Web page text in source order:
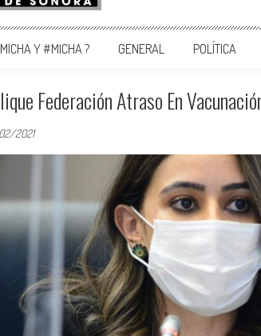
De Sonora
Y #MICHA ? GENERAL POLÍTICA
Federación Atraso En
2021